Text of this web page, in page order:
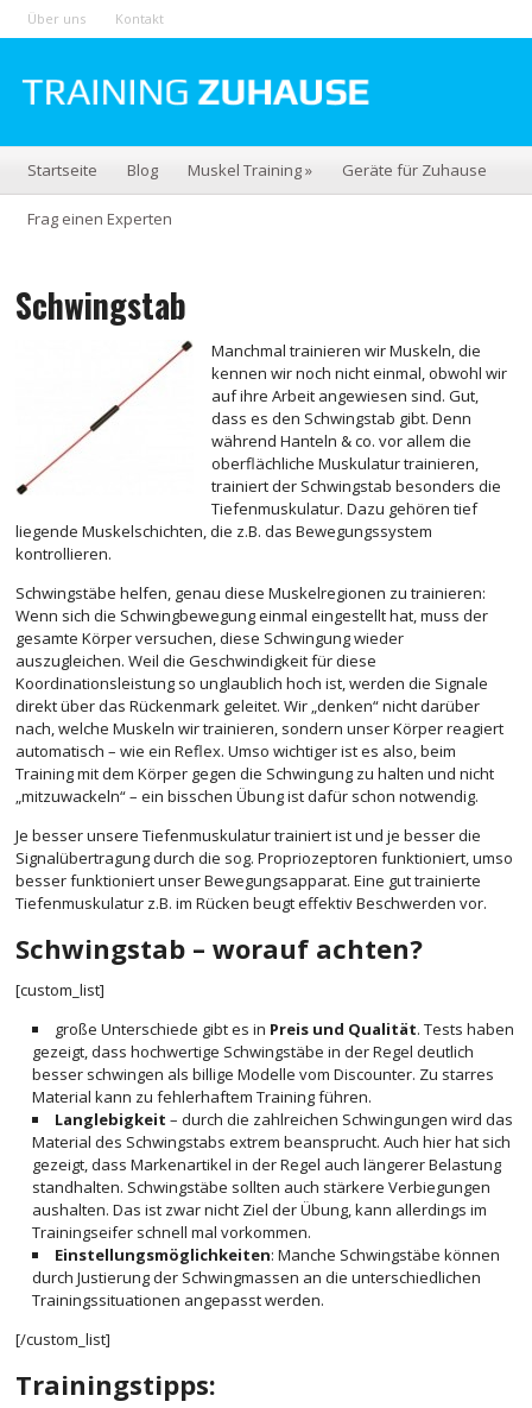
Über uns Kontakt
Startseite Blog Muskel Training» Geräte für Zuhause
Frag einen Experten
Schwingstab
Manchmal trainieren wir Muskeln, die
kennen wir noch nicht einmal, obwohl wir
auf ihre Arbeit angewiesen sind. Gut,
dass es den Schwingstab gibt. Denn
während Hanteln & co. vor allem die
oberflächliche Muskulatur trainieren,
trainiert der Schwingstab besonders die
Tiefenmuskulatur. Dazu gehören tief
liegende Muskelschichten, die z.B. das Bewegungssystem
kontrollieren.
Schwingstäbe helfen, genau diese Muskelregionen zu trainieren:
Wenn sich die Schwingbewegung einmal eingestellt hat, muss der
gesamte Körper versuchen, diese Schwingung wieder
auszugleichen. Weil die Geschwindigkeit für diese
Koordinationsleistung so unglaublich hoch ist, werden die Signale
direkt über das Rückenmark geleitet. Wir „denken“ nicht darüber
nach, welche Muskeln wir trainieren, sondern unser Körper reagiert
automatisch – wie ein Reflex. Umso wichtiger ist es also, beim
Training mit dem Körper gegen die Schwingung zu halten und nicht
„mitzuwackeln“ – ein bisschen Übung ist dafür schon notwendig.
Je besser unsere Tiefenmuskulatur trainiert ist und je besser die
Signalübertragung durch die sog. Propriozeptoren funktioniert, umso
besser funktioniert unser Bewegungsapparat. Eine gut trainierte
Tiefenmuskulatur z.B. im Rücken beugt effektiv Beschwerden vor.
Schwingstab – worauf achten?
[custom_list]
große Unterschiede gibt es in Preis und Qualität. Tests haben
gezeigt, dass hochwertige Schwingstäbe in der Regel deutlich
besser schwingen als billige Modelle vom Discounter. Zu starres
Material kann zu fehlerhaftem Training führen.
Langlebigkeit – durch die zahlreichen Schwingungen wird das
Material des Schwingstabs extrem beansprucht. Auch hier hat sich
gezeigt, dass Markenartikel in der Regel auch längerer Belastung
standhalten. Schwingstäbe sollten auch stärkere Verbiegungen
aushalten. Das ist zwar nicht Ziel der Übung, kann allerdings im
Trainingseifer schnell mal vorkommen.
Einstellungsmöglichkeiten: Manche Schwingstäbe können
durch Justierung der Schwingmassen an die unterschiedlichen
Trainingssituationen angepasst werden.
[/custom_list]
Trainingstipps: